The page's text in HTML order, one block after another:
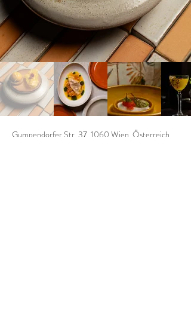
Gumpendorfer Str. 37, 1060 Wien, Österreich